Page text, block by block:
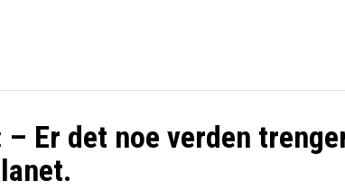
Er det noe verden